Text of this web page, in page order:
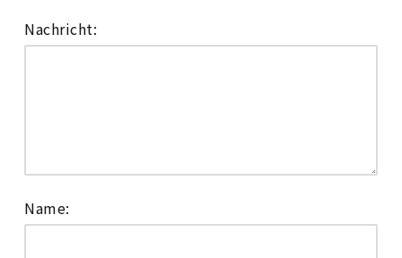
Nachricht:
Name: